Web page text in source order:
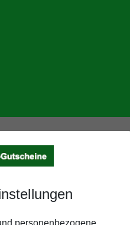
personenbezogene